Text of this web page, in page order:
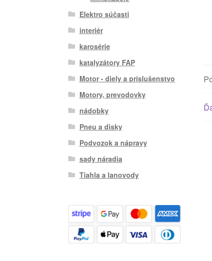
Elektro súčasti
interiér
karosérie
katalyzátory FAP
Motor - diely a príslušenstvo
Motory, prevodovky
nádobky
Pneu a disky
Podvozok a nápravy
sady náradia
Tiahla a lanovody